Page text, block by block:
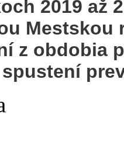
2019 až
z obdobia